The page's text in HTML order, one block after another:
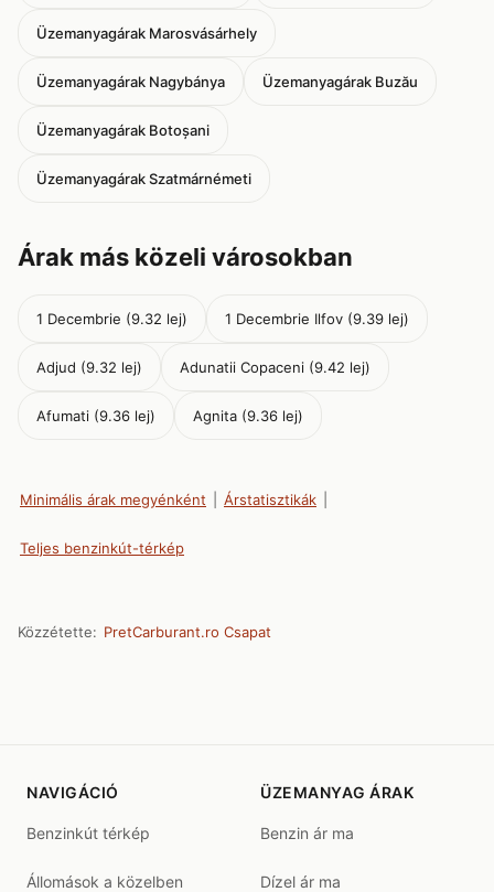
Üzemanyagárak Marosvásárhely
Üzemanyagárak Nagybánya Üzemanyagárak Buzău
Üzemanyagárak Botoșani
Üzemanyagárak Szatmárnémeti
Árak más közeli városokban
1 Decembrie (9.32 lej) 1 Decembrie Ilfov (9.39 lej)
Adjud (9.32 lej) Adunatii Copaceni (9.42 lej)
Afumati (9.36 lej) Agnita (9.36 lej)
Minimális árak megyénként Árstatisztikák
Teljes benzinkút-térkép
Közzétette: PretCarburant.ro Csapat
NAVIGÁCIÓ
Benzinkút térkép
Állomások a közelben
ÜZEMANYAG ÁRAK
Benzin ár ma
Dízel ár ma